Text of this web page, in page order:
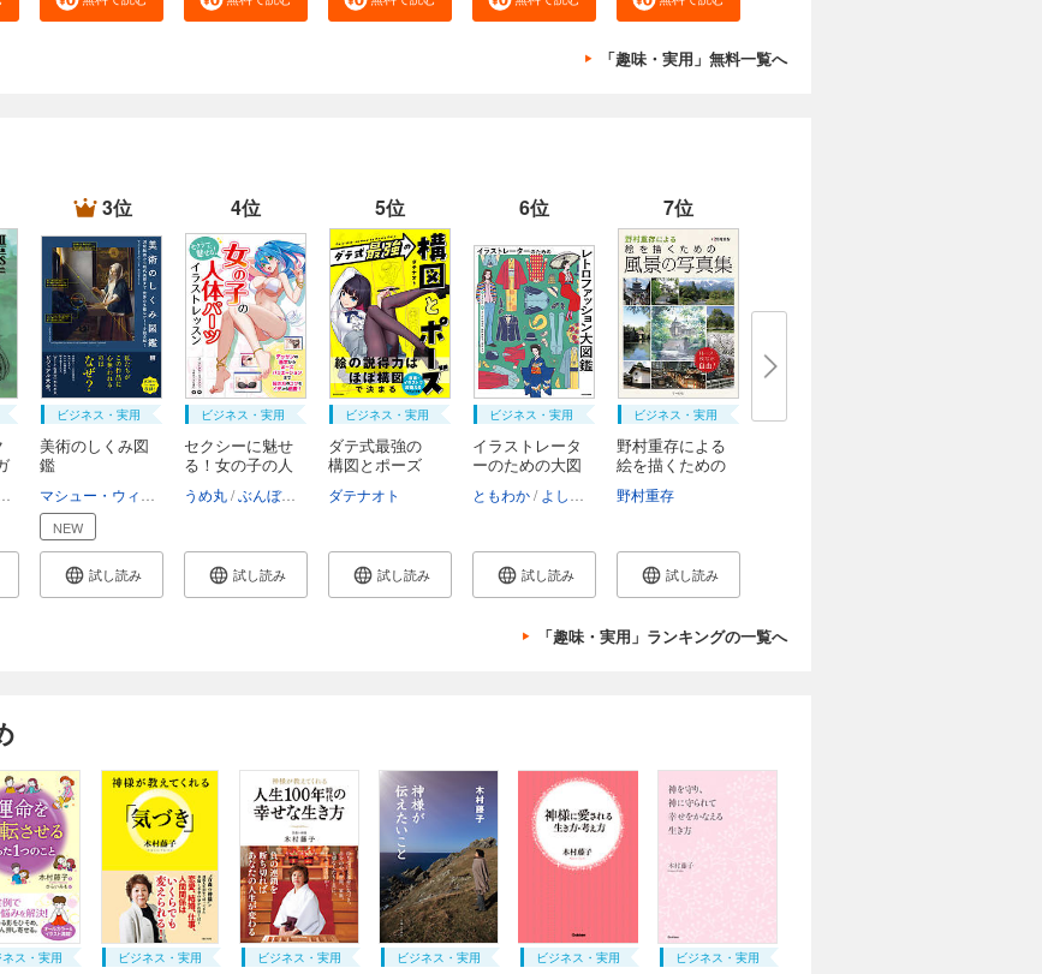
「趣味・実用」無料一覧へ
3位
ビジネス・実用
美術のしくみ図
鑑
中山ゆかり
NEW
試し読み
4位
ビジネス・実用
セクシーに魅せ
る！女の子の人
うめ丸 ぶんぼん ユニバーサル・パブリシング
試し読み
5位
ビジネス・実用
ダテ式最強の
構図とポーズ
ダテナオト
試し読み
6位
ビジネス・実用
イラストレータ
ーのための大図
ともわか よしかわかなめ 細野美也子
試し読み
7位
ビジネス・実用
野村重存による
絵を描くための
野村重存
試し読み
「趣味・実用」ランキングの一覧へ
ネス・実用 ビジネス・実用 ビジネス・実用 ビジネス・実用 ビジネス・実用 ビジネス・実用